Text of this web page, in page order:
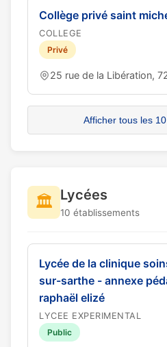
Collège privé saint
COLLEGE
Privé
25 rue de la Libération,
Afficher tous les
🏛️ Lycées
10 établissements
Lycée de la clinique
sur-sarthe - annexe
raphaël elizé
LYCEE EXPERIMENTAL
Public